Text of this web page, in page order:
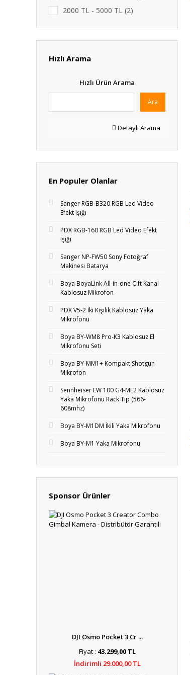
2000 TL - 5000 TL (2)
Hızlı Arama
Hızlı Ürün Arama
Ara
Detaylı Arama
En Populer Olanlar
Sanger RGB-B320 RGB Led Video
Efekt Işığı
PDX RGB-160 RGB Led Video Efekt
Işığı
Sanger NP-FW50 Sony Fotoğraf
Makinesi Batarya
Boya BoyaLink All-in-one Çift Kanal
Kablosuz Mikrofon
PDX V5-2 İki Kişilik Kablosuz Yaka
Mikrofonu
Boya BY-WM8 Pro-K3 Kablosuz El
Mikrofonu Seti
Boya BY-MM1+ Kompakt Shotgun
Mikrofon
Sennheiser EW 100 G4-ME2 Kablosuz
Yaka Mikrofonu Rack Tip (566-
608mhz)
Boya BY-M1DM İkili Yaka Mikrofonu
Boya BY-M1 Yaka Mikrofonu
Sponsor Ürünler
DJI Osmo Pocket 3 Cr ...
Fiyat : 43.299,00 TL
İndirimli 29.000,00 TL